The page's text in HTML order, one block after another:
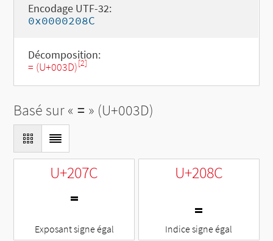
Encodage UTF-32:
0x0000208C
Décomposition:
= (U+003D)[2]
Basé sur « = » (U+003D)
U+207C
⁼
Exposant signe égal
U+208C
₌
Indice signe égal